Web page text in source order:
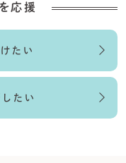
応援
たい
たい